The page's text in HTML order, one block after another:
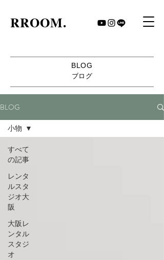
​RROOM.
BLOG
​ブログ
BLOG
すべて
の記事
レンタ
ルスタ
ジオ大
阪
大阪レ
ンタル
スタジ
オ
小物